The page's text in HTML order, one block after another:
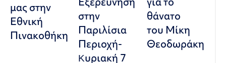
μας στην
Εθνική
Πινακοθήκη
στην
Παριλίσια
Περιοχή-
Kυριακή 7
θάνατο
του Μίκη
Θεοδωράκη